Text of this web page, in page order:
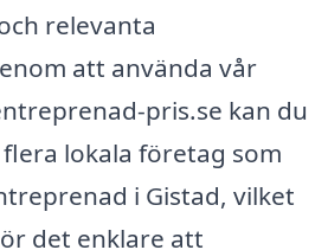
relevanta
att använda vår
pris.se kan du
lokala företag som
i Gistad, vilket
det enklare att